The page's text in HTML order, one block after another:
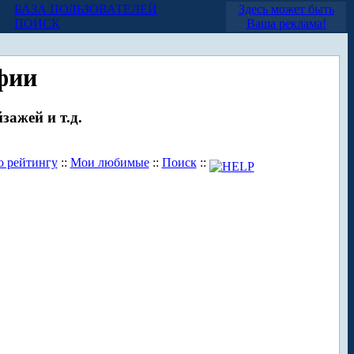
БАЗА ПОЛЬЗОВАТЕЛЕЙ
ПОИСК
Здесь может быть
Ваша реклама!
и т.д.
рейтингу:: Мои любимые:: Поиск::